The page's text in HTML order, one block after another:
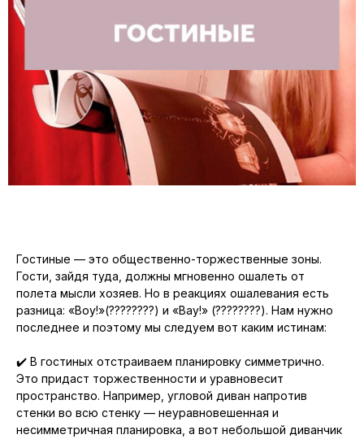
Гостиные — это общественно-торжественные зоны.
Гости, зайдя туда, должны мгновенно ошалеть от
полета мысли хозяев. Но в реакциях ошалевания есть
разница: «Воу!»(????????) и «Вау!» (????????). Нам нужно
последнее и поэтому мы следуем вот каким истинам:
✔️ В гостиных отстраиваем планировку симметрично.
Это придаст торжественности и уравновесит
пространство. Например, угловой диван напротив
стенки во всю стенку — неуравновешенная и
несимметричная планировка, а вот небольшой диванчик